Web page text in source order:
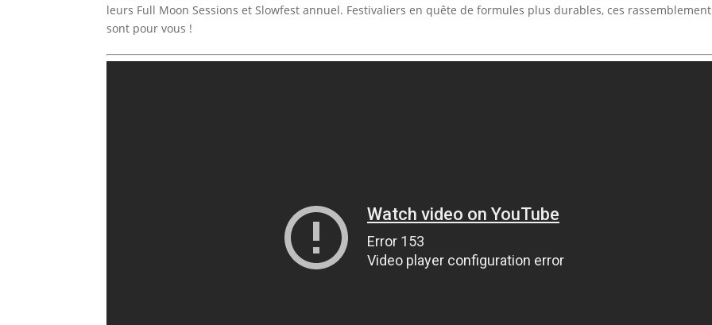
leurs Full Moon Sessions et Slowfest annuel. Festivaliers en quête de formules plus durables, ces
sont pour vous !